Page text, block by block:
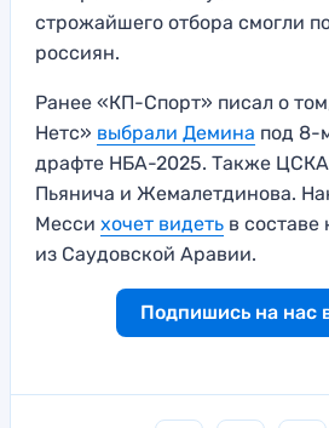
строжайшего отбора смогли
россиян.
Ранее «КП-Спорт» писал о
Нетс» выбрали Демина под 8-
драфте НБА-2025. Также ЦСКА
Пьянича и Жемалетдинова.
Месси хочет видеть в составе
из Саудовской Аравии.
Подпишись на нас